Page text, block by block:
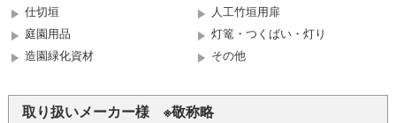
仕切垣
人工竹垣用扉
庭園用品
灯篭・つくばい・灯り
造園緑化資材
その他
取り扱いメーカー様 ※敬称略